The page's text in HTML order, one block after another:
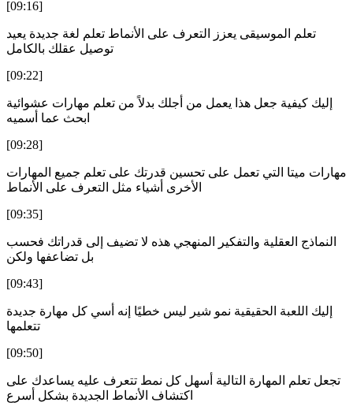
[09:16]
تعلم الموسيقى يعزز التعرف على الأنماط تعلم لغة جديدة يعيد
توصيل عقلك بالكامل
[09:22]
إليك كيفية جعل هذا يعمل من أجلك بدلاً من تعلم مهارات عشوائية
ابحث عما أسميه
[09:28]
مهارات ميتا التي تعمل على تحسين قدرتك على تعلم جميع المهارات
الأخرى أشياء مثل التعرف على الأنماط
[09:35]
النماذج العقلية والتفكير المنهجي هذه لا تضيف إلى قدراتك فحسب
بل تضاعفها ولكن
[09:43]
إليك اللعبة الحقيقية نمو شير ليس خطيًا إنه أسي كل مهارة جديدة
تتعلمها
[09:50]
تجعل تعلم المهارة التالية أسهل كل نمط تتعرف عليه يساعدك على
اكتشاف الأنماط الجديدة بشكل أسرع